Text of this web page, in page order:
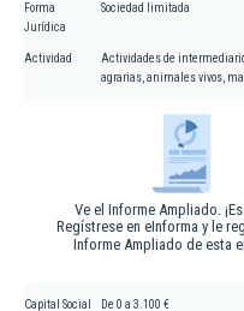
Forma
Jurídica
Sociedad limitada
Actividad
Actividades de
agrarias, animales vivos,
Ve el Informe Ampliado.
Regístrese en eInforma y le
Informe Ampliado de esta
Capital Social De 0 a 3.100 €